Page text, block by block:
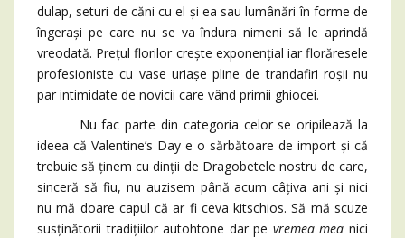
dulap, seturi de căni cu el și ea sau lumânări în forme de
îngerași pe care nu se va îndura nimeni să le aprindă
vreodată. Prețul florilor crește exponențial iar florăresele
profesioniste cu vase uriașe pline de trandafiri roșii nu
par intimidate de novicii care vând primii ghiocei.
Nu fac parte din categoria celor se oripilează la
ideea că Valentine’s Day e o sărbătoare de import și că
trebuie să ținem cu dinții de Dragobetele nostru de care,
sinceră să fiu, nu auzisem până acum câțiva ani și nici
nu mă doare capul că ar fi ceva kitschios. Să mă scuze
susținătorii tradițiilor autohtone dar pe vremea mea nici